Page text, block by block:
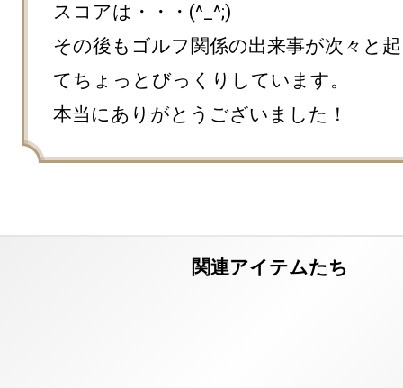
スコアは・・・(^_^;)
その後もゴルフ関係の出来事が次々と
てちょっとびっくりしています。
本当にありがとうございました！